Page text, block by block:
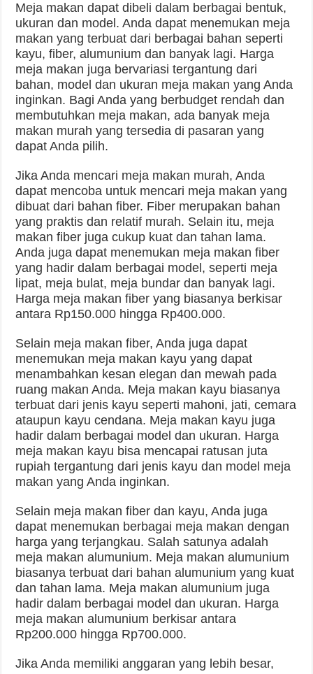
Meja makan dapat dibeli dalam berbagai bentuk,
ukuran dan model. Anda dapat menemukan meja
makan yang terbuat dari berbagai bahan seperti
kayu, fiber, alumunium dan banyak lagi. Harga
meja makan juga bervariasi tergantung dari
bahan, model dan ukuran meja makan yang Anda
inginkan. Bagi Anda yang berbudget rendah dan
membutuhkan meja makan, ada banyak meja
makan murah yang tersedia di pasaran yang
dapat Anda pilih.
Jika Anda mencari meja makan murah, Anda
dapat mencoba untuk mencari meja makan yang
dibuat dari bahan fiber. Fiber merupakan bahan
yang praktis dan relatif murah. Selain itu, meja
makan fiber juga cukup kuat dan tahan lama.
Anda juga dapat menemukan meja makan fiber
yang hadir dalam berbagai model, seperti meja
lipat, meja bulat, meja bundar dan banyak lagi.
Harga meja makan fiber yang biasanya berkisar
antara Rp150.000 hingga Rp400.000.
Selain meja makan fiber, Anda juga dapat
menemukan meja makan kayu yang dapat
menambahkan kesan elegan dan mewah pada
ruang makan Anda. Meja makan kayu biasanya
terbuat dari jenis kayu seperti mahoni, jati, cemara
ataupun kayu cendana. Meja makan kayu juga
hadir dalam berbagai model dan ukuran. Harga
meja makan kayu bisa mencapai ratusan juta
rupiah tergantung dari jenis kayu dan model meja
makan yang Anda inginkan.
Selain meja makan fiber dan kayu, Anda juga
dapat menemukan berbagai meja makan dengan
harga yang terjangkau. Salah satunya adalah
meja makan alumunium. Meja makan alumunium
biasanya terbuat dari bahan alumunium yang kuat
dan tahan lama. Meja makan alumunium juga
hadir dalam berbagai model dan ukuran. Harga
meja makan alumunium berkisar antara
Rp200.000 hingga Rp700.000.
Jika Anda memiliki anggaran yang lebih besar,